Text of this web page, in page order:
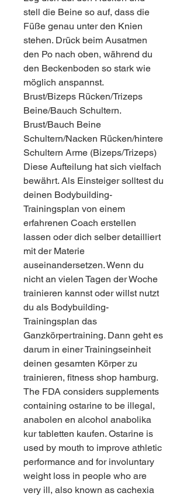
stell die Beine so auf, dass die
Füße genau unter den Knien
stehen. Drück beim Ausatmen
den Po nach oben, während du
den Beckenboden so stark wie
möglich anspannst.
Brust/Bizeps Rücken/Trizeps
Beine/Bauch Schultern.
Brust/Bauch Beine
Schultern/Nacken Rücken/hintere
Schultern Arme (Bizeps/Trizeps)
Diese Aufteilung hat sich vielfach
bewährt. Als Einsteiger solltest du
deinen Bodybuilding-
Trainingsplan von einem
erfahrenen Coach erstellen
lassen oder dich selber detailliert
mit der Materie
auseinandersetzen. Wenn du
nicht an vielen Tagen der Woche
trainieren kannst oder willst nutzt
du als Bodybuilding-
Trainingsplan das
Ganzkörpertraining. Dann geht es
darum in einer Trainingseinheit
deinen gesamten Körper zu
trainieren, fitness shop hamburg.
The FDA considers supplements
containing ostarine to be illegal,
anabolen en alcohol anabolika
kur tabletten kaufen. Ostarine is
used by mouth to improve athletic
performance and for involuntary
weight loss in people who are
very ill, also known as cachexia